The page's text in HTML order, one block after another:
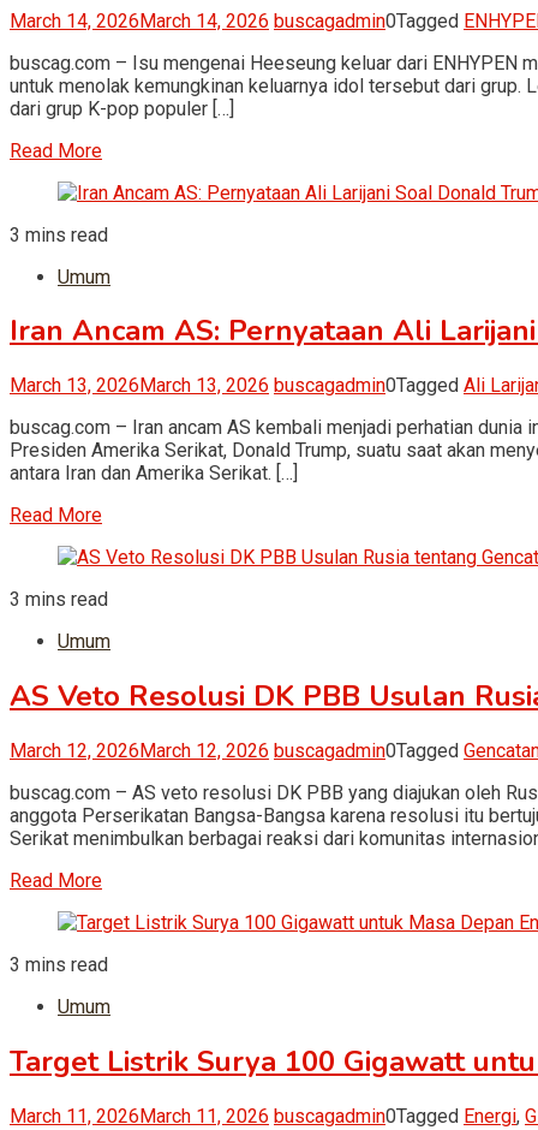
March 14, 2026March 14, 2026 buscagadmin0Tagged
buscag.com – Isu mengenai Heeseung keluar dari ENHYPEN
untuk menolak kemungkinan keluarnya idol tersebut dari
dari grup K-pop populer […]
Read More
3 mins read
Umum
Iran Ancam AS: Pernyataan Ali
March 13, 2026 March 13, 2026 buscagadmin0Tagged Ali
buscag.com – Iran ancam AS kembali menjadi perhatian
Presiden Amerika Serikat, Donald Trump, suatu saat akan
antara Iran dan Amerika Serikat. […]
Read More
3 mins read
Umum
AS Veto Resolusi DK PBB Usulan
March 12, 2026March 12, 2026 buscagadmin0Tagged
buscag.com – AS veto resolusi DK PBB yang diajukan oleh
anggota Perserikatan Bangsa-Bangsa karena resolusi itu
Serikat menimbulkan berbagai reaksi dari komunitas
Read More
3 mins read
Umum
Target Listrik Surya 100 Gigawatt
March 11, 2026March 11, 2026 buscagadmin0Tagged Energi,